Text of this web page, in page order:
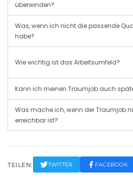
überwinden?
Was, wenn ich nicht die passende
habe?
Wie wichtig ist das Arbeitsumfeld?
Kann ich meinen Traumjob auch
Was mache ich, wenn der Traumjob
erreichbar ist?
TEILEN: TWITTER FACEBOOK